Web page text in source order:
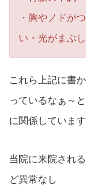
・胸やノドが
い・光がまぶ
これら上記に書
っているなぁ～
に関係しています
当院に来院され
ど異常なし